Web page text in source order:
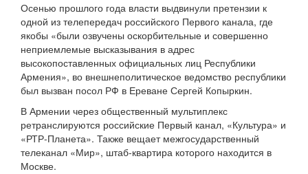
Осенью прошлого года власти выдвинули претензии к
одной из телепередач российского Первого канала, где
якобы «были озвучены оскорбительные и совершенно
неприемлемые высказывания в адрес
высокопоставленных официальных лиц Республики
Армения», во внешнеполитическое ведомство республики
был вызван посол РФ в Ереване Сергей Копыркин.
В Армении через общественный мультиплекс
ретранслируются российские Первый канал, «Культура» и
«РТР-Планета». Также вещает межгосударственный
телеканал «Мир», штаб-квартира которого находится в
Москве.